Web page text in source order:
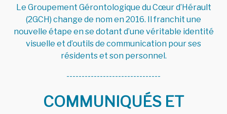
Le Groupement Gérontologique du Cœur d’Hérault
(2GCH) change de nom en 2016. Il franchit une
nouvelle étape en se dotant d’une véritable identité
visuelle et d’outils de communication pour ses
résidents et son personnel.
-------------------------------
COMMUNIQUÉS ET